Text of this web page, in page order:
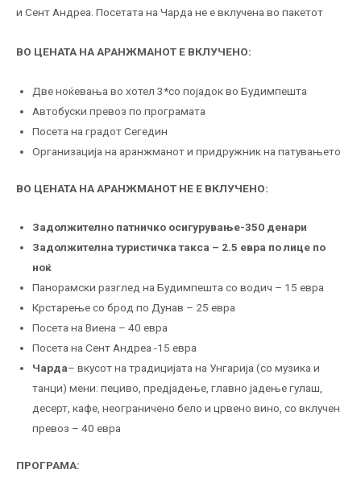
и Сент Андреа. Посетата на Чарда не е вклучена во пакетот
ВО ЦЕНАТА НА АРАНЖМАНОТ Е ВКЛУЧЕНО:
Две ноќевања во хотел 3*со појадок во Будимпешта
Автобуски превоз по програмата
Посета на градот Сегедин
Организација на аранжманот и придружник на патувањето
ВО ЦЕНАТА НА АРАНЖМАНОТ НЕ Е ВКЛУЧЕНО:
Задолжително патничко осигурување-350 денари
Задолжителна туристичка такса – 2.5 евра по лице по
ноќ
Панорамски разглед на Будимпешта со водич – 15 евра
Крстарење со брод по Дунав – 25 евра
Посета на Виена – 40 евра
Посета на Сент Андреа -15 евра
Чарда– вкусот на традицијата на Унгарија (со музика и
танци) мени: пециво, предјадење, главно јадење гулаш,
десерт, кафе, неограничено бело и црвено вино, со вклучен
превоз – 40 евра
ПРОГРАМА: